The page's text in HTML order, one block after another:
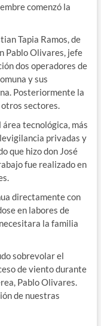
comenzó la
Tapia Ramos, de
Pablo Olivares, jefe
dos operadores de
y sus
Posteriormente la
sectores.
tecnológica, más
privadas y
que hizo don José
fue realizado en
directamente con
en labores de
la familia
sobrevolar el
de viento durante
Pablo Olivares.
de nuestras